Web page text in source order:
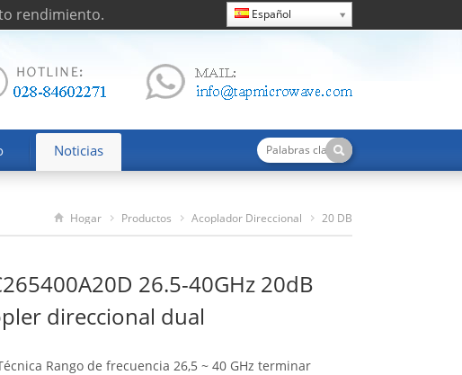
rendimiento. Español
Noticias
Hogar Productos Acoplador Direccional 20 DB
26.5-40GHz 20dB
direccional dual
Rango de frecuencia 26,5 ~ 40 GHz terminar